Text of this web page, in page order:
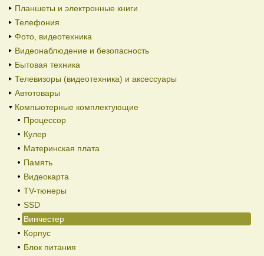
Планшеты и электронные книги
Телефония
Фото, видеотехника
Видеонаблюдение и безопасность
Бытовая техника
Телевизоры (видеотехника) и аксессуары
Автотовары
Компьютерные комплектующие
Процессор
Кулер
Материнская плата
Память
Видеокарта
TV-тюнеры
SSD
Винчестер
Корпус
Блок питания